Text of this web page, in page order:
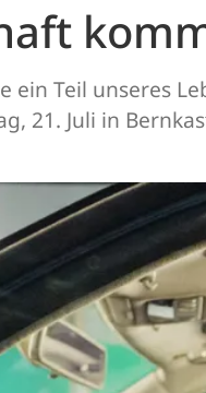
Teil unseres
21. Juli in